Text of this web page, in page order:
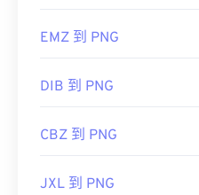
EMZ 到 PNG
DIB 到 PNG
CBZ 到 PNG
JXL 到 PNG